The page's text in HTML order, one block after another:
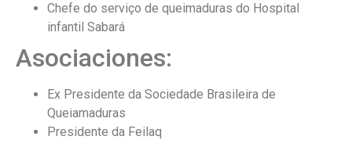
Chefe do serviço de queimaduras do Hospital
infantil Sabará
Asociaciones:
Ex Presidente da Sociedade Brasileira de
Queiamaduras
Presidente da Feilaq